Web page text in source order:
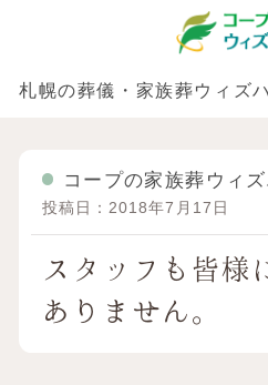
札幌の葬儀・家族葬ウィズ
コープの家族葬ウィ
投稿日：2018年7月17日
スタッフも皆様
ありません。